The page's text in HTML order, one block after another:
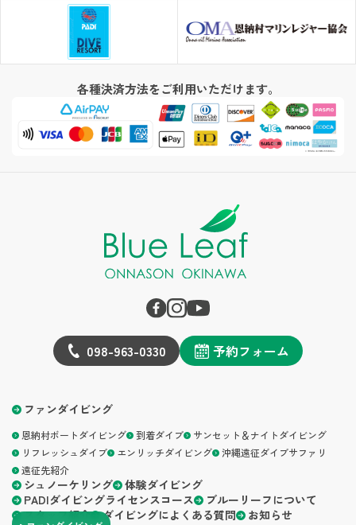
各種決済方法をご利用いただけます。
098-963-0330 予約フォーム
ファンダイビング
恩納村ボートダイビング 到着ダイブ
サンセット＆ナイトダイビング
リフレッシュダイブ
エンリッチダイビング
沖縄遠征ダイブサファリ
遠征先紹介
シュノーケリング
体験ダイビング
PADIダイビングライセンスコース
ブルーリーフについて
スタッフ紹介
ダイビングによくある質問 お知らせ